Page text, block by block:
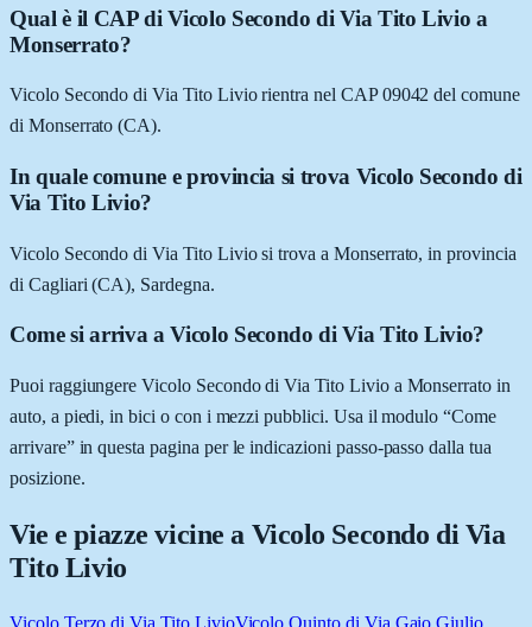
Qual è il CAP di Vicolo Secondo di Via Tito Livio a
Monserrato?
Vicolo Secondo di Via Tito Livio rientra nel CAP 09042 del comune
di Monserrato (CA).
In quale comune e provincia si trova Vicolo Secondo di
Via Tito Livio?
Vicolo Secondo di Via Tito Livio si trova a Monserrato, in provincia
di Cagliari (CA), Sardegna.
Come si arriva a Vicolo Secondo di Via Tito Livio?
Puoi raggiungere Vicolo Secondo di Via Tito Livio a Monserrato in
auto, a piedi, in bici o con i mezzi pubblici. Usa il modulo “Come
arrivare” in questa pagina per le indicazioni passo-passo dalla tua
posizione.
Vie e piazze vicine a Vicolo Secondo di Via
Tito Livio
Vicolo Terzo di Via Tito LivioVicolo Quinto di Via Gaio Giulio